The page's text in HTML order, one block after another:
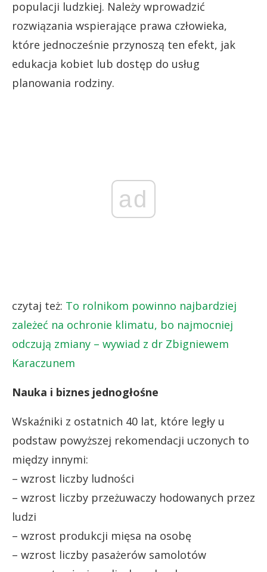
populacji ludzkiej. Należy wprowadzić
rozwiązania wspierające prawa człowieka,
które jednocześnie przynoszą ten efekt, jak
edukacja kobiet lub dostęp do usług
planowania rodziny.
ad
czytaj też: To rolnikom powinno najbardziej
zależeć na ochronie klimatu, bo najmocniej
odczują zmiany – wywiad z dr Zbigniewem
Karaczunem
Nauka i biznes jednogłośne
Wskaźniki z ostatnich 40 lat, które legły u
podstaw powyższej rekomendacji uczonych to
między innymi:
– wzrost liczby ludności
– wzrost liczby przeżuwaczy hodowanych przez
ludzi
– wzrost produkcji mięsa na osobę
– wzrost liczby pasażerów samolotów